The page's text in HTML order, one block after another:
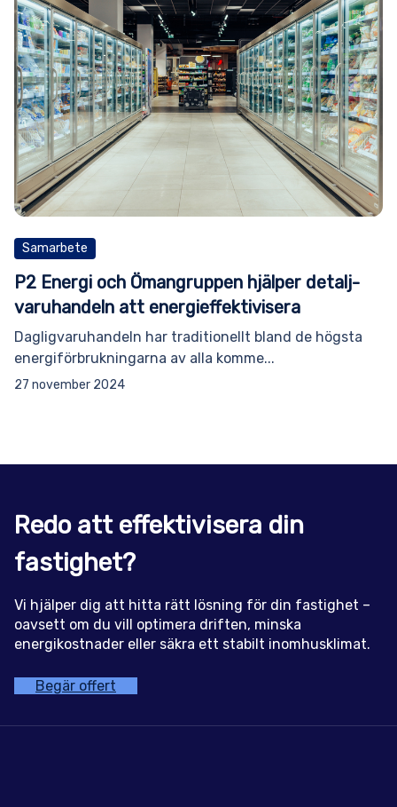
Samarbete
P2 Energi och Ömangruppen hjälper detalj­
varuhandeln att energi­effektivisera­
Dagligvaruhandeln har traditionellt bland de högsta
energiförbrukningarna av alla komme...
27 november 2024
Redo att effektivisera din
fastighet?
Vi hjälper dig att hitta rätt lösning för din fastighet –
oavsett om du vill optimera driften, minska
energikostnader eller säkra ett stabilt inomhusklimat.
Begär offert